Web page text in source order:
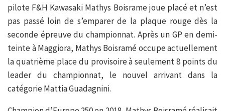
pilote F&H Kawasaki Mathys Boisrame joue placé et n’est
pas passé loin de s’emparer de la plaque rouge dès la
seconde épreuve du championnat. Après un GP en demi-
teinte à Maggiora, Mathys Boisramé occupe actuellement
la quatrième place du provisoire à seulement 8 points du
leader du championnat, le nouvel arrivant dans la
catégorie Mattia Guadagnini.